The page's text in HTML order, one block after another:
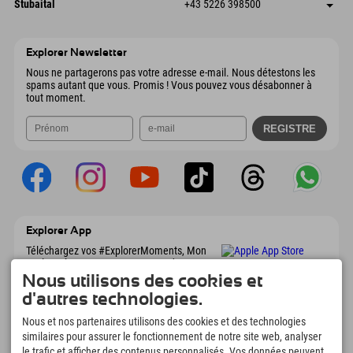
9546 Bad Kleinkirchheim
Informations d'arrivée
Stubaital +43 5226 398500
Explorer Newsletter
Nous ne partagerons pas votre adresse e-mail. Nous détestons les
spams autant que vous. Promis ! Vous pouvez vous désabonner à
tout moment.
Explorer App
Téléchargez vos #ExplorerMoments, Mon
Explorer à emporter avec aperçu de vos
réservations, liste de choses à faire, aperçu
des restaurants et bien plus encore.
Téléchargez-le maintenant !
L'heure des moments d'exploration
Nous utilisons des cookies et
d'autres technologies.
Nous et nos partenaires utilisons des cookies et des technologies
similaires pour assurer le fonctionnement de notre site web, analyser